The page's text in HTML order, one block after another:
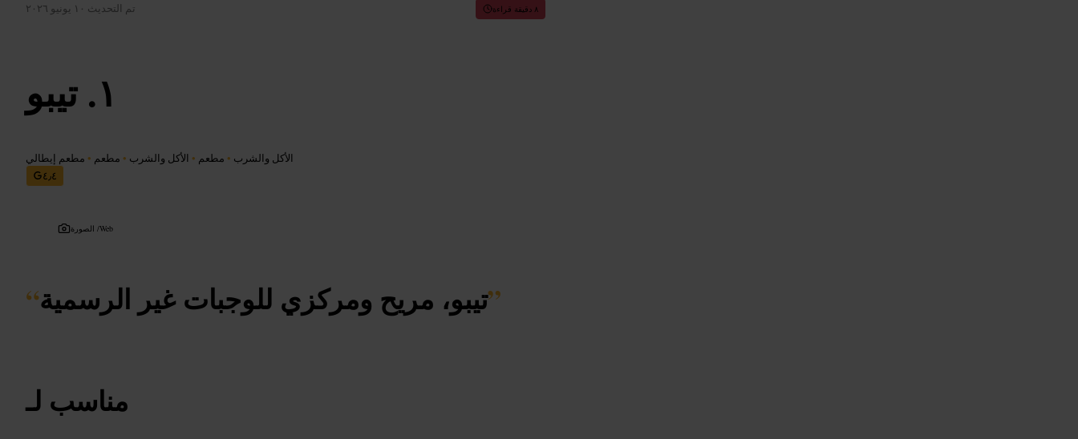
تم التحديث ١٠ يونيو ٢٠٢٦ ٨ دقيقة قراءة
تيبو
الأكل والشرب • مطعم • الأكل والشرب • مطعم • مطعم إيطالي
٤٫٤
الصورة /Web
“تيبو، مريح ومركزي للوجبات غير الرسمية”
مناسب لـ